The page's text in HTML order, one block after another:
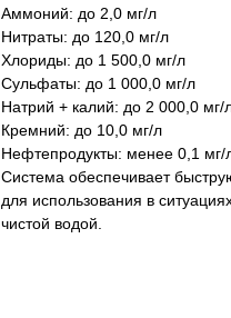
Аммоний: до 2,0 мг/л​
Нитраты: до 120,0 мг/л​
Хлориды: до 1 500,0 мг/л​
Сульфаты: до 1 000,0 мг/л​
Натрий + калий: до 2 000,0 мг/
Кремний: до 10,0 мг/л​
Нефтепродукты: менее 0,1 мг/
Система обеспечивает
для использования в
чистой водой.